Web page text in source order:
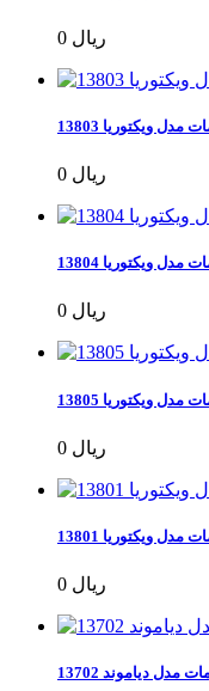
0 ریال
0 ریال
0 ریال
0 ریال
0 ریال